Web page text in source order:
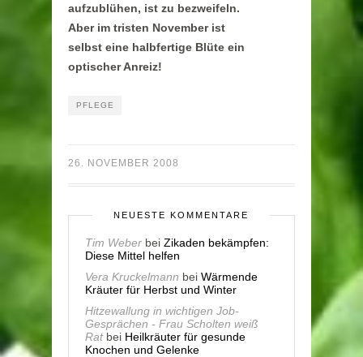
aufzublühen, ist zu bezweifeln.
Aber im tristen November ist
selbst eine halbfertige Blüte ein
optischer Anreiz!
PFLEGE
26. NOVEMBER 2008
NEUESTE KOMMENTARE
Tim Weber bei Zikaden bekämpfen:
Diese Mittel helfen
Vera Kruckelmann bei Wärmende
Kräuter für Herbst und Winter
Hitzewallung in wichtigen Job-
Gesprächen - Frau Scholten weiß
Ratbei Heilkräuter für gesunde
Knochen und Gelenke